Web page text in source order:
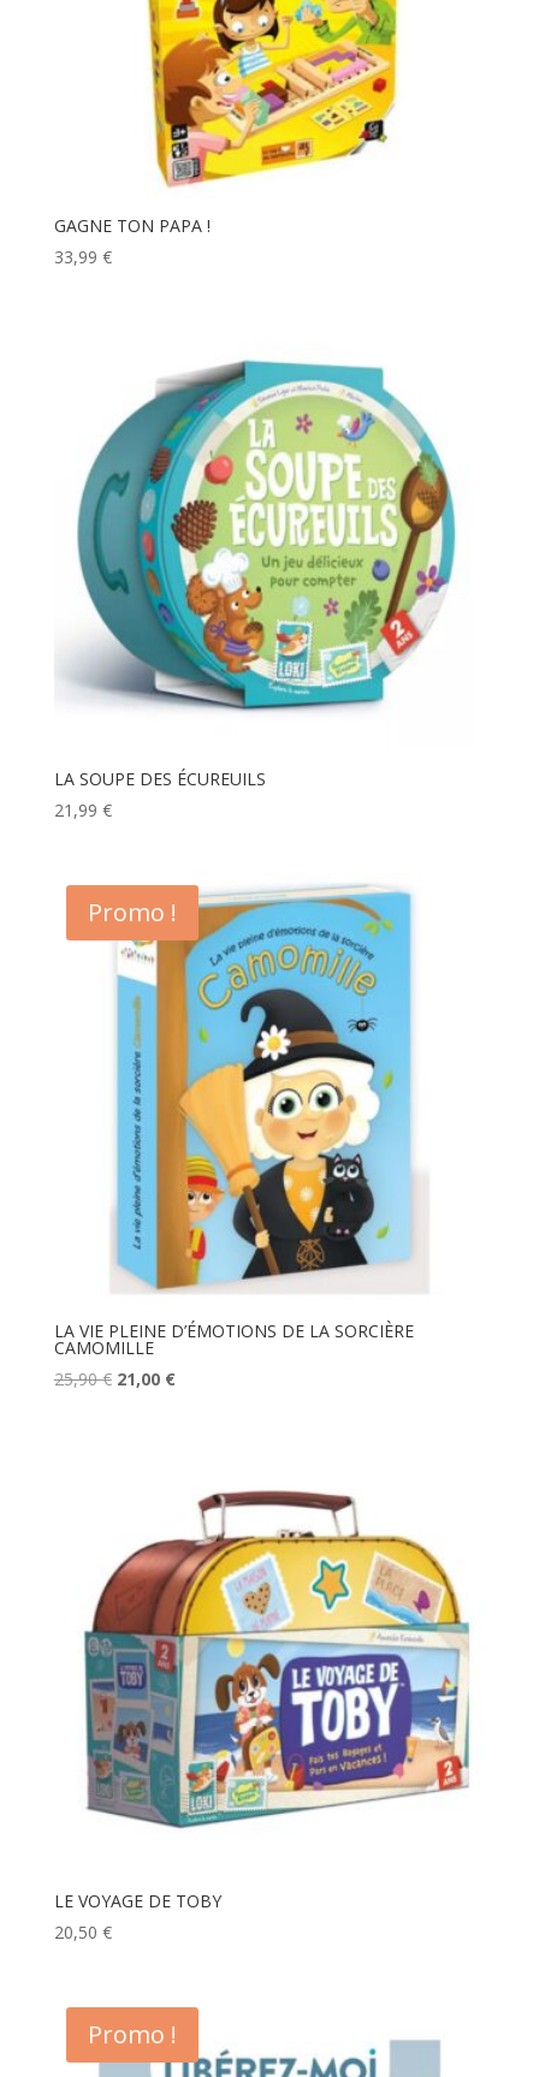
GAGNE TON PAPA !
33,99 €
LA SOUPE DES ÉCUREUILS
21,99 €
Promo !
LA VIE PLEINE D’ÉMOTIONS DE LA SORCIÈRE
CAMOMILLE
25,90€ Le
21,00 €Le
21,00 €.
LE VOYAGE DE TOBY
20,50 €
Promo !